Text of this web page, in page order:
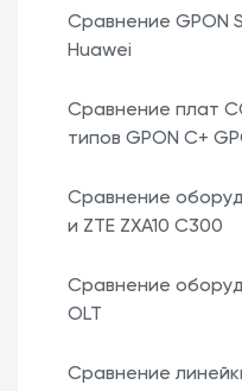
Сравнение GPON
Huawei
Сравнение плат
типов GPON C+
Сравнение
и ZTE ZXA10 C300
Сравнение
OLT
Сравнение